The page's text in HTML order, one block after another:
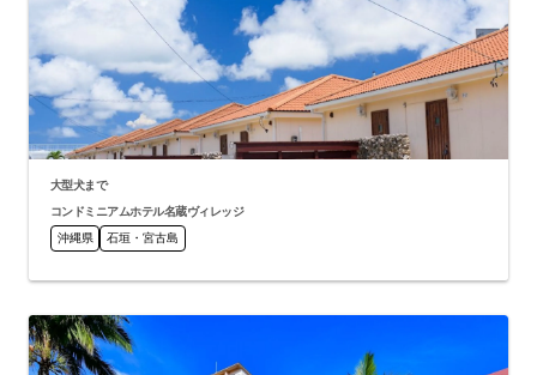
大型犬まで
コンドミニアムホテル名蔵ヴィレッジ
沖縄県
石垣・宮古島